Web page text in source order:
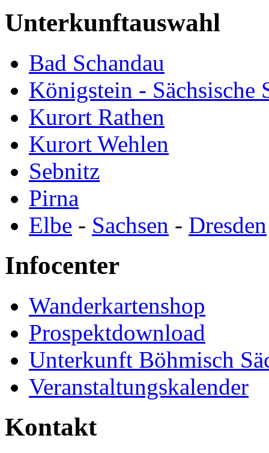
Unterkunftauswahl
Bad Schandau
Königstein - Sächsische
Kurort Rathen
Kurort Wehlen
Sebnitz
Pirna
Elbe - Sachsen - Dresden
Infocenter
Wanderkartenshop
Prospektdownload
Unterkunft Böhmisch
Veranstaltungskalender
Kontakt